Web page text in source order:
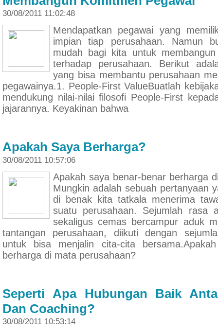
30/08/2011 11:02:48
Mendapatkan pegawai yang
impian tiap perusahaan. Namun
mudah bagi kita untuk
terhadap perusahaan. Berikut
yang bisa membantu perusahaan
pegawainya.1. People-First ValueBuatlah
mendukung nilai-nilai filosofi People-First
jajarannya. Keyakinan bahwa
Apakah Saya Berharga?
30/08/2011 10:57:06
Apakah saya benar-benar berharga
Mungkin adalah sebuah pertanyaan
di benak kita tatkala menerima
suatu perusahaan. Sejumlah rasa
sekaligus cemas bercampur aduk
tantangan perusahaan, diikuti dengan
untuk bisa menjalin cita-cita
berharga di mata perusahaan?
Seperti Apa Hubungan Baik
Dan Coaching?
30/08/2011 10:53:14